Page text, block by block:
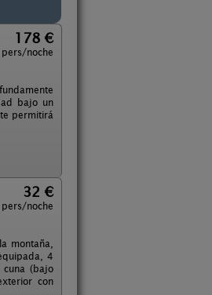
178 €
pers/noche
bajo un
permitirá
32 €
pers/noche
montaña,
4
(bajo
con